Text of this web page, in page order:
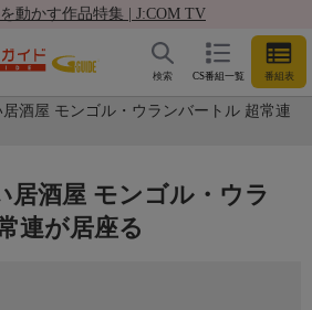
動かす作品特集 | J:COM TV
CS番組一覧 番組表
検索
酒屋 モンゴル・ウランバートル 超常連
居酒屋 モンゴル・ウラ
連が居座る